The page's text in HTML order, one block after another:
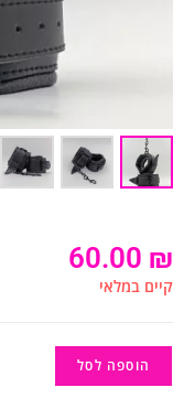
60.00 ₪
קיים במלאי
הוספה לסל